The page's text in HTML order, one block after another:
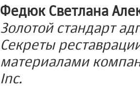
Федюк Светлана
Золотой стандарт
Секреты
материалами
Inc.